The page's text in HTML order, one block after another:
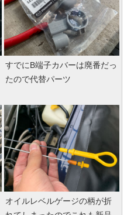
すでにB端子カバーは廃番だっ
たので代替パーツ
オイルレベルゲージの柄が折